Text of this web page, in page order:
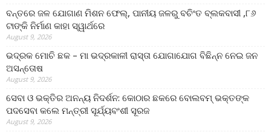
ବନ୍ତରେ ଜଳ ଯୋଗାଣ ମିଶନ ଫେଲ୍‌, ପାନୀୟ ଜଳରୁ ବଚିଂତ ବ୍ଲକବାସୀ ,୮୬
ଟାଙ୍କି ନିର୍ମାଣ କାହା ସ୍ୱାର୍ଥରେ
August 9, 2026
ଭଦ୍ରକ ମୋଚି ଛକ – ମା ଭଦ୍ରକାଳୀ ରାସ୍ତା ଯୋଗାଯୋଗ ବିଛିନ୍ନ ନେଇ ଜନ
ଅସନ୍ତୋଷ
August 9, 2026
ସେବା ଓ ଭକ୍ତିର ଅନନ୍ୟ ନିଦର୍ଶନ: କୋଠାର ଛକରେ ବୋଲବମ୍ ଭକ୍ତଙ୍କ
ପଦସେବା କଲେ ମନ୍ତ୍ରୀ ସୂର୍ଯ୍ୟବଂଶୀ ସୂରଜ
August 9, 2026